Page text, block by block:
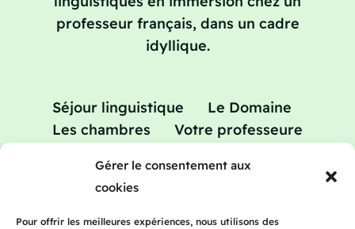
Gérer le consentement aux
cookies
Pour offrir les meilleures expériences, nous utilisons des
professeur français, dans un cadre
idyllique.
Séjour linguistique
Le Domaine
Les chambres
Votre professeure
Contact